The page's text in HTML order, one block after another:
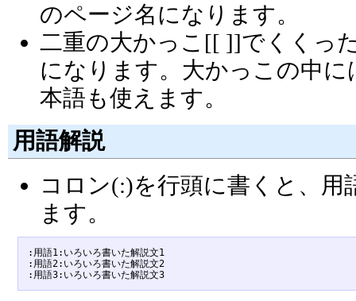
のページ名になります。
二重の大かっこ[[ ]]でくくっ
になります。大かっこの中
本語も使えます。
用語解説
コロン(:)を行頭に書くと、
ます。
:用語1:いろいろ書いた解説文1
:用語2:いろいろ書いた解説文2
:用語3:いろいろ書いた解説文3